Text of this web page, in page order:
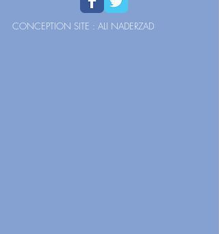
CONCEPTION SITE : ALI NADERZAD